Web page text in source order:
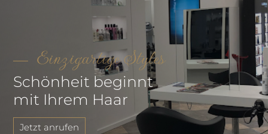
Einzigartige Styles
Schönheit beginnt
mit Ihrem Haar
Jetzt anrufen